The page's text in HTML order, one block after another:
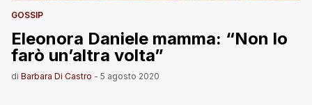
GOSSIP
Eleonora Daniele mamma: “Non lo
farò un’altra volta”
di Barbara Di Castro - 5 agosto 2020